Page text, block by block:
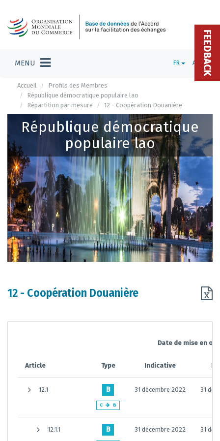
MENU FR ADMIN
Accueil
Profils des Membres
République démocratique populaire lao
Répartition par mesure
12 - Coopération Douanière
République démocratique
populaire lao
12 - Coopération Douanière
Date de mise en
Article Type Indicative
12.1 B
C B
31 décembre 2022 31
12.1.1 B 31 décembre 2022 31
FEEDBACK